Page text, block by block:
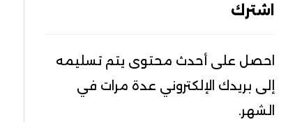
اشترك
احصل على أحدث محتوى يتم تسليمه
إلى بريدك الإلكتروني عدة مرات في
الشهر.